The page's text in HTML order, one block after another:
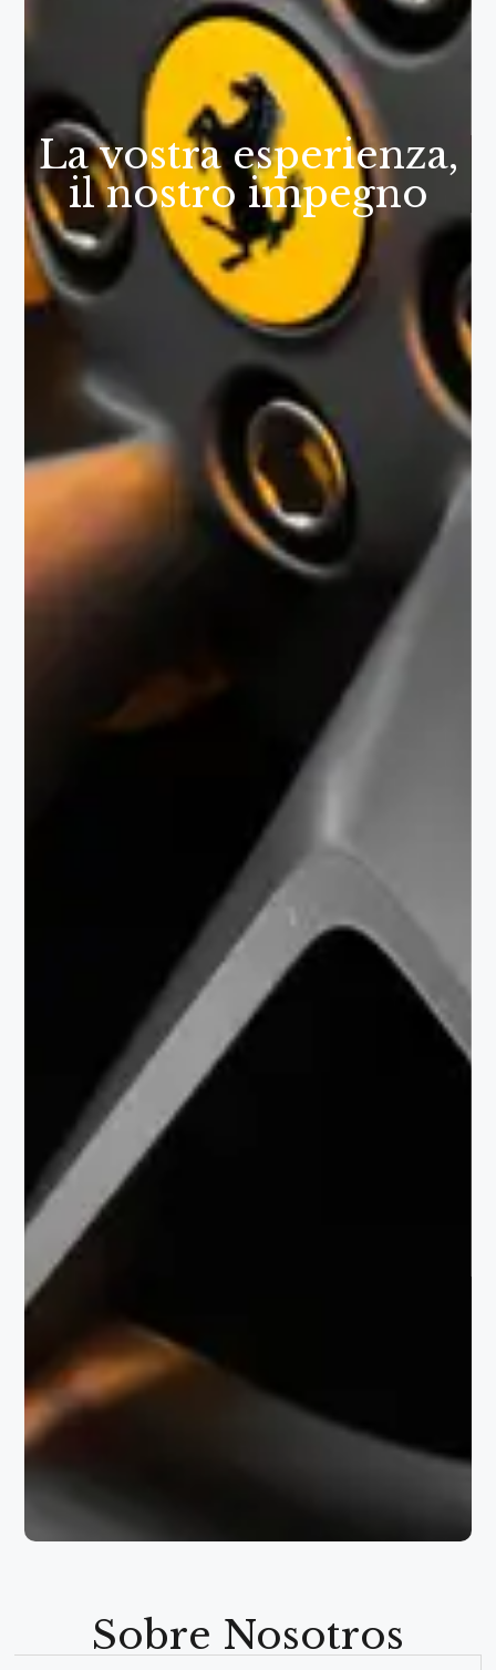
La vostra esperienza,
il nostro impegno
Sobre Nosotros